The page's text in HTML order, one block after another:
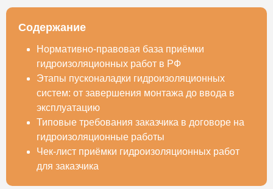
Содержание
Нормативно-правовая база приёмки
гидроизоляционных работ в РФ
Этапы пусконаладки гидроизоляционных
систем: от завершения монтажа до ввода в
эксплуатацию
Типовые требования заказчика в договоре на
гидроизоляционные работы
Чек-лист приёмки гидроизоляционных работ
для заказчика